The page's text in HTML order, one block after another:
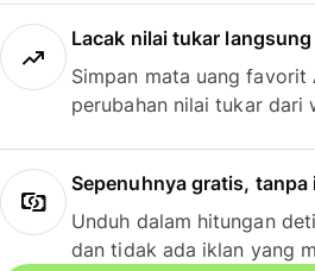
Lacak nilai tukar langsung
Simpan mata uang favorit
perubahan nilai tukar dari
Sepenuhnya gratis, tanpa
Unduh dalam hitungan
dan tidak ada iklan yang